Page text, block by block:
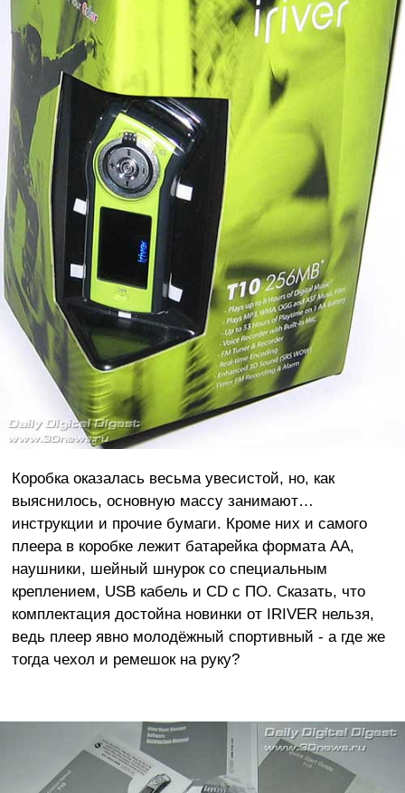
Коробка оказалась весьма увесистой, но, как
выяснилось, основную массу занимают…
инструкции и прочие бумаги. Кроме них и самого
плеера в коробке лежит батарейка формата АА,
наушники, шейный шнурок со специальным
креплением, USB кабель и CD с ПО. Сказать, что
комплектация достойна новинки от IRIVER нельзя,
ведь плеер явно молодёжный спортивный - а где же
тогда чехол и ремешок на руку?